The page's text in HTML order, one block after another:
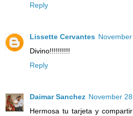
Reply
Lissette Cervantes
Divino!!!!!!!!!!
Reply
Daimar Sanchez November
Hermosa tu tarjeta y